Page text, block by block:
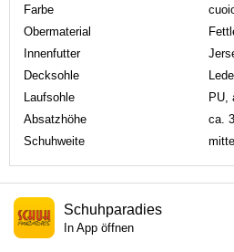
Farbe
Obermaterial
Innenfutter
Decksohle
Laufsohle
PU,
Absatzhöhe
ca.
Schuhweite
Schuhparadies
In App öffnen